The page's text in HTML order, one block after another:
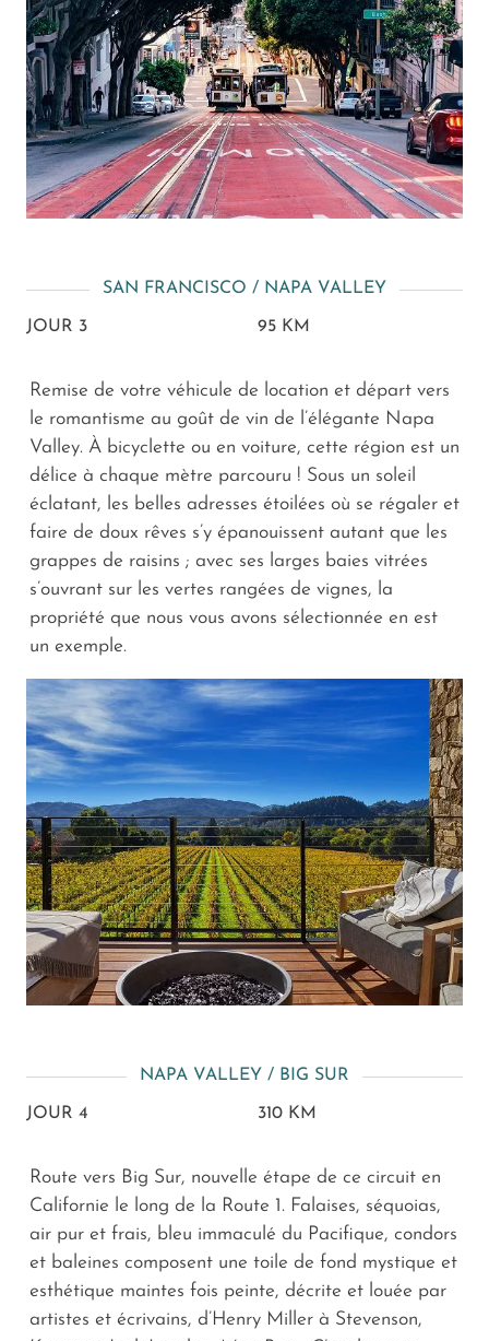
SAN FRANCISCO / NAPA VALLEY
JOUR 3 95 KM
Remise de votre véhicule de location et départ vers
le romantisme au goût de vin de l’élégante Napa
Valley. À bicyclette ou en voiture, cette région est un
délice à chaque mètre parcouru ! Sous un soleil
éclatant, les belles adresses étoilées où se régaler et
faire de doux rêves s’y épanouissent autant que les
grappes de raisins ; avec ses larges baies vitrées
s’ouvrant sur les vertes rangées de vignes, la
propriété que nous vous avons sélectionnée en est
un exemple.
NAPA VALLEY / BIG SUR
JOUR 4 310 KM
Route vers Big Sur, nouvelle étape de ce circuit en
Californie le long de la Route 1. Falaises, séquoias,
air pur et frais, bleu immaculé du Pacifique, condors
et baleines composent une toile de fond mystique et
esthétique maintes fois peinte, décrite et louée par
artistes et écrivains, d’Henry Miller à Stevenson,